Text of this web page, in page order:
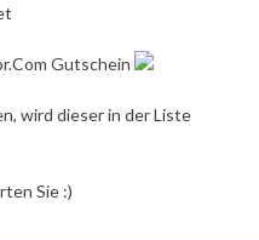
Gutschein
wird dieser in der Liste
Sie :)